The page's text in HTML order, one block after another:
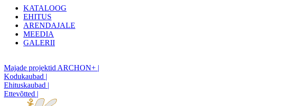
KATALOOG
EHITUS
ARENDAJALE
MEEDIA
GALERII
Majade projektid ARCHON+ |
Kodukaubad |
Ehituskaubad |
Ettevõtted |